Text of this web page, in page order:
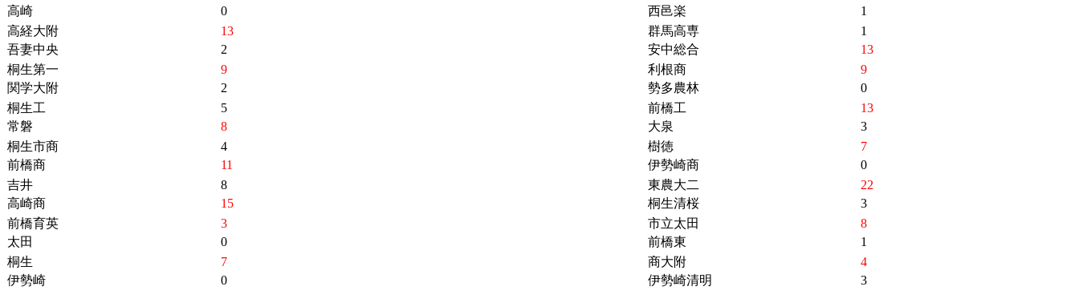
高崎
0 西邑楽
1
高経大附
13 群馬高専
1
吾妻中央
2 安中総合
13
桐生第一
9 利根商
9
関学大附
2 勢多農林
0
桐生工
5 前橋工
13
常磐
8 大泉
3
桐生市商
4 樹徳
7
前橋商
11 伊勢崎商
0
吉井
8 東農大二
22
高崎商
15 桐生清桜
3
前橋育英
3 市立太田
8
太田
0 前橋東
1
桐生
7 商大附
4
伊勢崎
0 伊勢崎清明 3